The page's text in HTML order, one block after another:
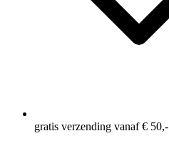
gratis verzending vanaf € 50,-